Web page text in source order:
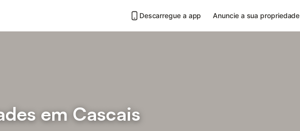
Descarregue a app Anuncie a sua propriedade
em Cascais